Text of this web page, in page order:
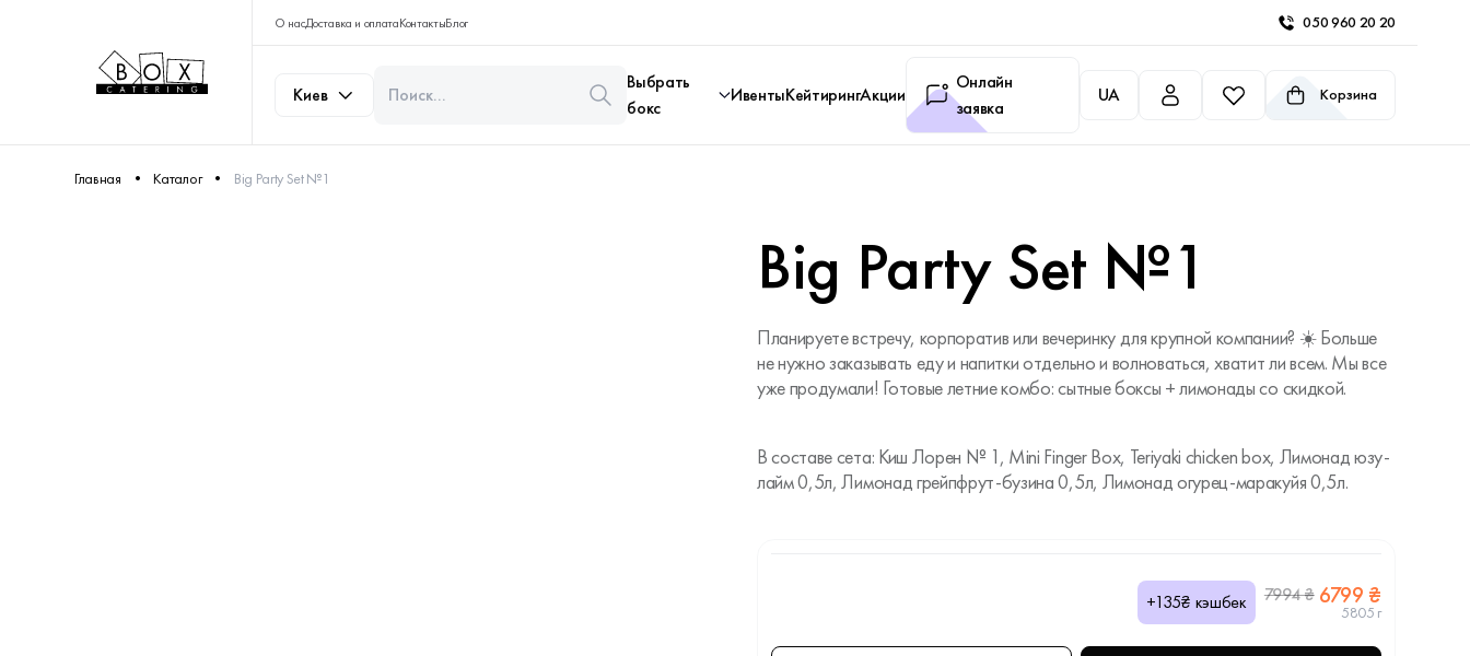
О насДоставка и оплатаКонтактыБлог 050 960 20 20
Киев
Выбрать
бокс
ИвентыКейтирингАкции
Онлайн
заявка
UA Корзина
Главная Каталог Big Party Set №1
Big Party Set №1
Планируете встречу, корпоратив или вечеринку для крупной компании? ☀️ Больше
не нужно заказывать еду и напитки отдельно и волноваться, хватит ли всем. Мы все
уже продумали! Готовые летние комбо: сытные боксы + лимонады со скидкой.
В составе сета: Киш Лорен № 1, Mini Finger Box, Teriyaki chicken box, Лимонад юзу-
лайм 0,5л, Лимонад грейпфрут-бузина 0,5л, Лимонад огурец-маракуйя 0,5л.
+135₴ кэшбек 7994 ₴ 6799 ₴
5805 г